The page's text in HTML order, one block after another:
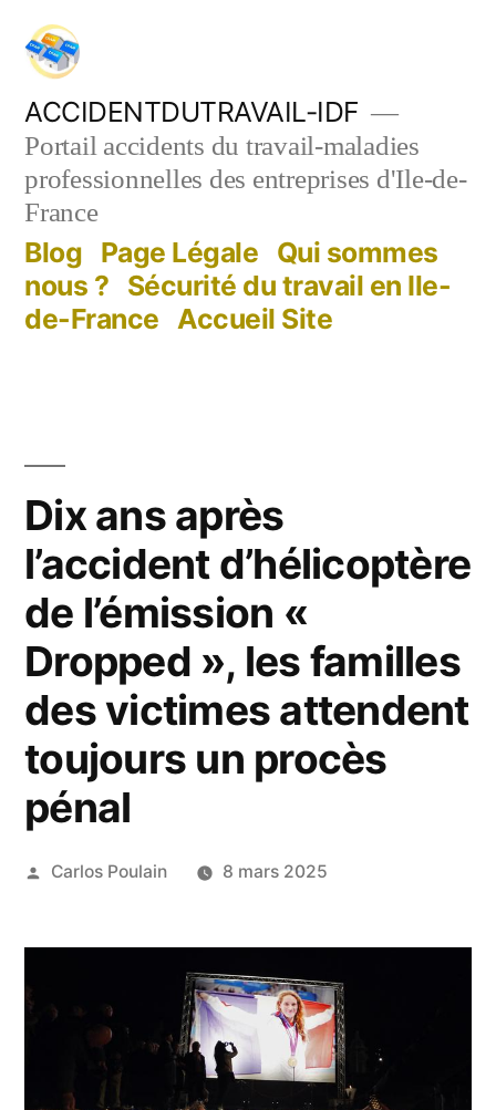
Aller
contenu
ACCIDENTDUTRAVAIL-IDF
Portail accidents du travail-maladies
professionnelles des entreprises d'Ile-de-
France
Blog Page Légale Qui sommes
nous ? Sécurité du travail en Ile-
de-France Accueil Site
Dix ans après
l’accident d’hélicoptère
de l’émission «
Dropped », les familles
des victimes attendent
toujours un procès
pénal
Publié
Carlos Poulain 8 mars 2025